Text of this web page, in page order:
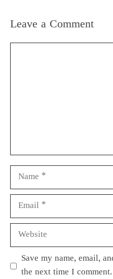
Leave a Comment
Save my name, email,
the next time I comment.